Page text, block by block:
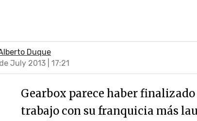
Duque
July 2013 | 17:21
Gearbox parece haber
trabajo con su franquicia más